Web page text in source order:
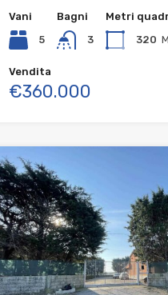
Vani
5
Bagni
3
Metri
320
Vendita
€360.000